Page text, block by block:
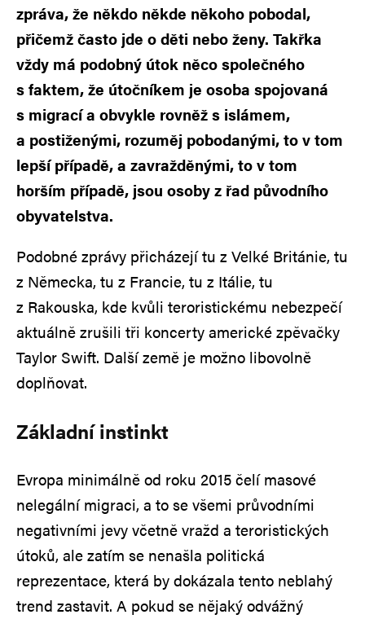
zpráva, že někdo někde někoho pobodal,
přičemž často jde o děti nebo ženy. Takřka
vždy má podobný útok něco společného
s faktem, že útočníkem je osoba spojovaná
s migrací a obvykle rovněž s islámem,
a postiženými, rozuměj pobodanými, to v tom
lepší případě, a zavražděnými, to v tom
horším případě, jsou osoby z řad původního
obyvatelstva.
Podobné zprávy přicházejí tu z Velké Británie, tu
z Německa, tu z Francie, tu z Itálie, tu
z Rakouska, kde kvůli teroristickému nebezpečí
aktuálně zrušili tři koncerty americké zpěvačky
Taylor Swift. Další země je možno libovolně
doplňovat.
Základní instinkt
Evropa minimálně od roku 2015 čelí masové
nelegální migraci, a to se všemi průvodními
negativními jevy včetně vražd a teroristických
útoků, ale zatím se nenašla politická
reprezentace, která by dokázala tento neblahý
trend zastavit. A pokud se nějaký odvážný